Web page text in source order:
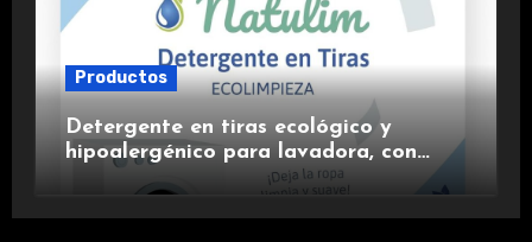
Productos
Detergente en tiras ecológico y
hipoalergénico para lavadora, con
suavizante incluido y fragancia de
lavanda.